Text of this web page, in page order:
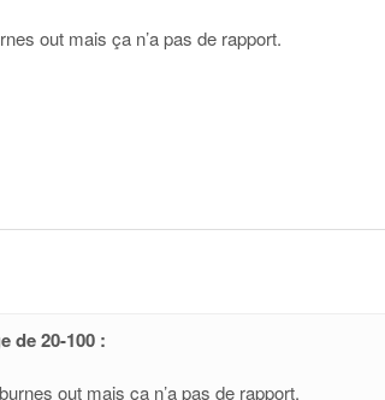
out mais ça n’a pas de rapport.
de 20-100 :
out mais ça n’a pas de rapport.